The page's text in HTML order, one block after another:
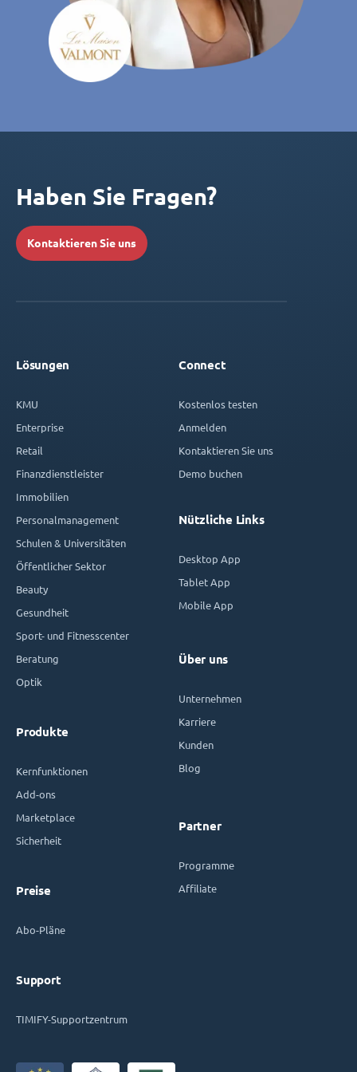
Haben Sie Fragen?
Kontaktieren Sie uns
Lösungen
KMU
Enterprise
Retail
Finanzdienstleister
Immobilien
Personalmanagement
Schulen & Universitäten
Öffentlicher Sektor
Beauty
Gesundheit
Sport- und Fitnesscenter
Beratung
Optik
Produkte
Kernfunktionen
Add-ons
Marketplace
Sicherheit
Preise
Abo-Pläne
Support
TIMIFY-Supportzentrum
Connect
Kostenlos testen
Anmelden
Kontaktieren Sie uns
Demo buchen
Nützliche Links
Desktop App
Tablet App
Mobile App
Über uns
Unternehmen
Karriere
Kunden
Blog
Partner
Programme
Affiliate